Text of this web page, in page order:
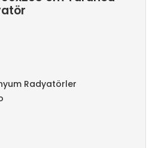
Radyatörler